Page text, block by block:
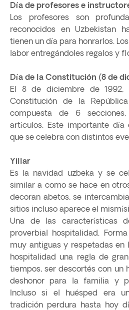
Día de profesores e
Los profesores son
reconocidos en Uzbekistan
tienen un día para honrarlos.
labor entregándoles regalos y
Día de la Constitución (8 de
El 8 de diciembre de 1992,
Constitución de la
compuesta de 6
artículos. Este importante día
que se celebra con distintos
Yillar
Es la navidad uzbeka y se
similar a como se hace en
decoran abetos, se
sitios incluso aparece el
Una de las características
proverbial hospitalidad.
muy antiguas y respetadas en
hospitalidad una regla de
tiempos, ser descortés con un
deshonor para la familia y
Incluso si el huésped era
tradición perdura hasta hoy